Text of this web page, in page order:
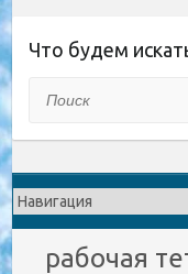
Что будем
рабочая